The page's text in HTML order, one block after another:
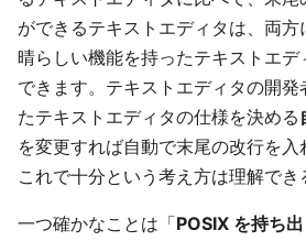
ができるテキストエディタは、両
晴らしい機能を持ったテキストエデ
できます。テキストエディタの開
たテキストエディタの仕様を決める
を変更すれば自動で末尾の改行を
これで十分という考え方は理解でき
一つ確かなことは「POSIX を持ち